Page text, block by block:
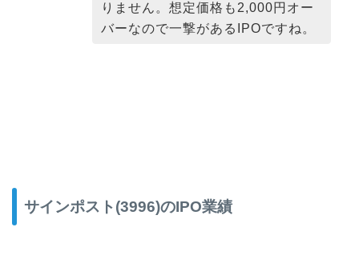
りません。想定価格も2,000円オー
バーなので一撃があるIPOですね。
サインポスト(3996)のIPO業績